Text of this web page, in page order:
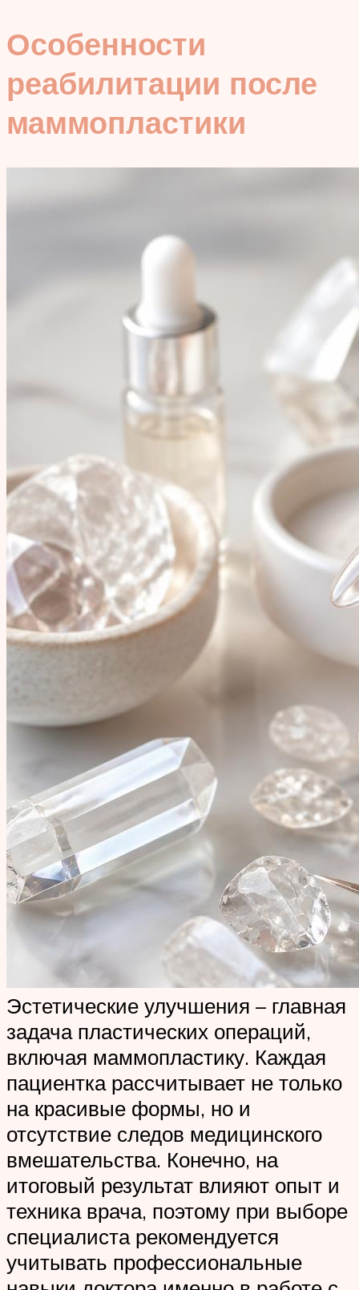
Особенности
реабилитации после
маммопластики
Эстетические улучшения – главная
задача пластических операций,
включая маммопластику. Каждая
пациентка рассчитывает не только
на красивые формы, но и
отсутствие следов медицинского
вмешательства. Конечно, на
итоговый результат влияют опыт и
техника врача, поэтому при выборе
специалиста рекомендуется
учитывать профессиональные